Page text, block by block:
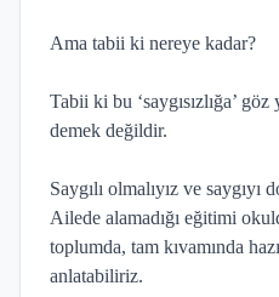
Ama tabii ki nereye kadar?
Tabii ki bu ‘saygısızlığa’
demek değildir.
Saygılı olmalıyız ve saygıyı
Ailede alamadığı eğitimi
toplumda, tam kıvamında
anlatabiliriz.